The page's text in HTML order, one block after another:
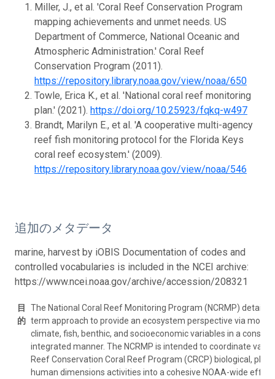
Miller, J., et al. 'Coral Reef Conservation Program
mapping achievements and unmet needs. US
Department of Commerce, National Oceanic and
Atmospheric Administration.' Coral Reef
Conservation Program (2011).
https://repository.library.noaa.gov/view/noaa/650
Towle, Erica K., et al. 'National coral reef monitoring
plan.' (2021). https://doi.org/10.25923/fqkq-w497
Brandt, Marilyn E., et al. 'A cooperative multi-agency
reef fish monitoring protocol for the Florida Keys
coral reef ecosystem.' (2009).
https://repository.library.noaa.gov/view/noaa/546
追加のメタデータ
marine, harvest by iOBIS Documentation of codes and
controlled vocabularies is included in the NCEI archive:
https://www.ncei.noaa.gov/archive/accession/208321
目
的
The National Coral Reef Monitoring Program (NCRMP) details
term approach to provide an ecosystem perspective via
climate, fish, benthic, and socioeconomic variables in a
integrated manner. The NCRMP is intended to coordinate
Reef Conservation Coral Reef Program (CRCP) biological,
human dimensions activities into a cohesive NOAA-wide